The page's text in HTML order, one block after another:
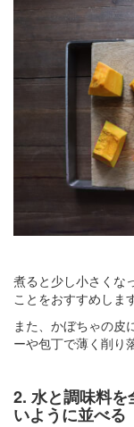
煮ると少し小さくな
ことをおすすめします
また、かぼちゃの皮
ーや包丁で薄く削り
2. 水と調味料
いように並べる